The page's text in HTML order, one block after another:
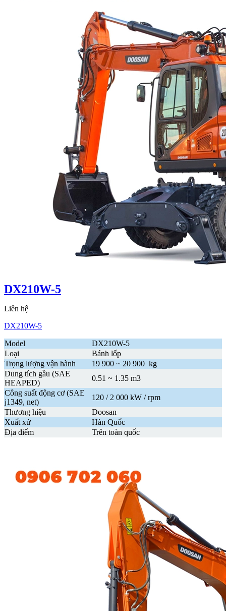
DX210W-5
Liên hệ
DX210W-5
Model
DX210W-5
Loại
Bánh lốp
Trọng lượng vận hành
19 900 ~ 20 900 kg
Dung tích gầu (SAE
HEAPED)
0.51 ~ 1.35 m3
Công suất động cơ (SAE
j1349, net)
120 / 2 000 kW / rpm
Thương hiệu
Doosan
Xuất xứ
Hàn Quốc
Địa điểm
Trên toàn quốc